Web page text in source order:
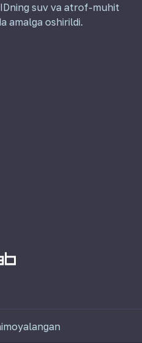
suv va atrof-muhit
amalga oshirildi.